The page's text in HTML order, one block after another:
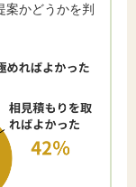
案かどうかを判